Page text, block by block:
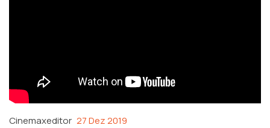
Cinemaxeditor 27 Dez 2019